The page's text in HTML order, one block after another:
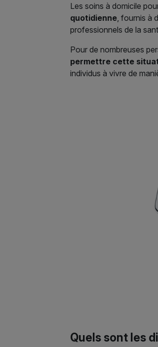
Les soins à domicile
quotidienne, fournis à
professionnels de la
Pour de nombreuses
permettre cette
individus à vivre de
Quels sont les